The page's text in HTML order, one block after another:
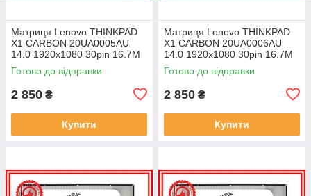
Матриця Lenovo THINKPAD
X1 CARBON 20UA0005AU
14.0 1920x1080 30pin 16.7M
45% NTSC 300 cd/m² для
ноутбука
Готово до відправки
2 850 ₴
Купити
Матриця Lenovo THINKPAD
X1 CARBON 20UA0006AU
14.0 1920x1080 30pin 16.7M
45% NTSC 300 cd/m² для
ноутбука
Готово до відправки
2 850 ₴
Купити